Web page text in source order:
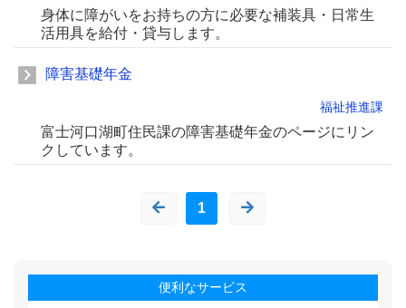
身体に障がいをお持ちの方に必要な補装具・日常生
活用具を給付・貸与します。
障害基礎年金
福祉推進課
富士河口湖町住民課の障害基礎年金のページにリン
クしています。
1
便利なサービス